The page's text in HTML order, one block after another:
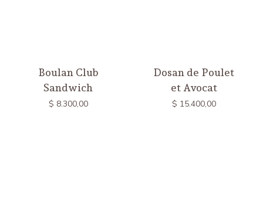
Boulan Club
Sandwich
$ 8.300,00
Dosan de Poulet
et Avocat
$ 15.400,00